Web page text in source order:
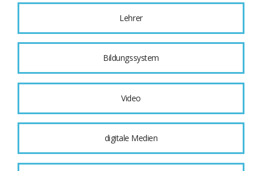
Lehrer
Bildungssystem
Video
digitale Medien